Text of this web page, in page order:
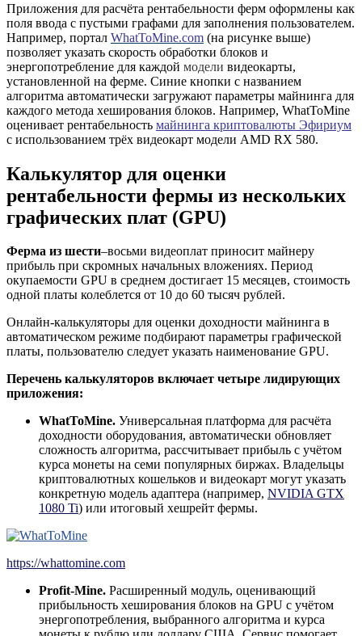
Приложения для расчёта рентабельности ферм оформлены как
поля ввода с пустыми графами для заполнения пользователем.
Например, портал WhatToMine.com (на рисунке выше)
позволяет указать скорость обработки блоков и
энергопотребление для каждой модели видеокарты,
установленной на ферме. Синие кнопки с названием
алгоритма автоматически загружают параметры майнинга для
каждого метода хеширования блоков. Например, WhatToMine
оценивает рентабельность майнинга криптовалюты Эфириум
с использованием трёх видеокарт модели AMD RX 580.
Калькулятор для оценки
рентабельности фермы из нескольких
графических плат (GPU)
Ферма из шести–восьми видеоплат приносит майнеру
прибыль при скромных начальных вложениях. Период
окупаемости GPU в среднем достигает 15 месяцев, стоимость
одной платы колеблется от 10 до 60 тысяч рублей.
Онлайн-калькуляторы для оценки доходности майнинга в
автоматическом режиме подбирают параметры графической
платы, пользователю следует указать наименование GPU.
Перечень калькуляторов включает четыре лидирующих
приложения:
WhatToMine. Универсальная платформа для расчёта
доходности оборудования, автоматически обновляет
сложность алгоритма, рассчитывает прибыль с учётом
курса монеты на семи популярных биржах. Владельцы
криптовалютных кошельков и видеокарт могут указать
конкретную модель адаптера (например, NVIDIAGTX
1080 Ti) или итоговый хешрейт фермы.
https://whattomine.com
Profit-Mine. Расширенный модуль, оценивающий
прибыльность хеширования блоков на GPU с учётом
энергопотребления, выбранного алгоритма и курса